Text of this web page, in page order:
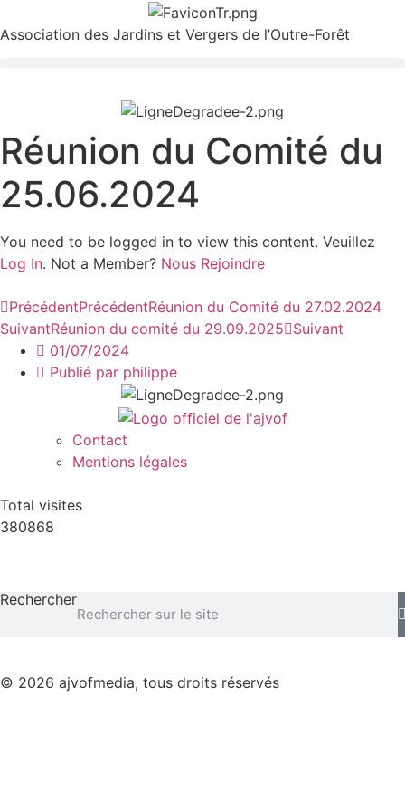
Association des Jardins et Vergers de l’Outre-Forêt
Réunion du Comité du
25.06.2024
You need to be logged in to view this content. Veuillez
Log In. Not a Member? Nous Rejoindre
PrécédentPrécédentRéunion du Comité du 27.02.2024
SuivantRéunion du comité du 29.09.2025 Suivant
01/07/2024
Publié par philippe
Contact
Mentions légales
Total visites
380868
Rechercher
© 2026 ajvofmedia, tous droits réservés